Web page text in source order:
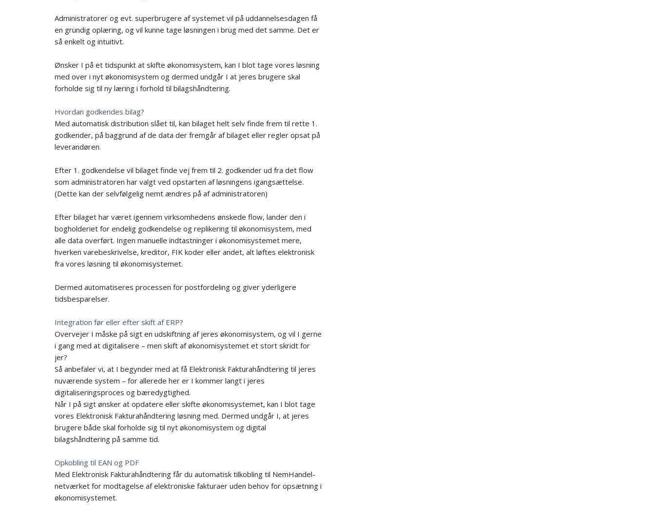
Administratorer og evt. superbrugere af systemet vil på uddannelsesdagen få
en grundig oplæring, og vil kunne tage løsningen i brug med det samme. Det er
så enkelt og intuitivt.
Ønsker I på et tidspunkt at skifte økonomisystem, kan I blot tage vores løsning
med over i nyt økonomisystem og dermed undgår I at jeres brugere skal
forholde sig til ny læring i forhold til bilagshåndtering.
Hvordan godkendes bilag?
Med automatisk distribution slået til, kan bilaget helt selv finde frem til rette 1.
godkender, på baggrund af de data der fremgår af bilaget eller regler opsat på
leverandøren.
Efter 1. godkendelse vil bilaget finde vej frem til 2. godkender ud fra det flow
som administratoren har valgt ved opstarten af løsningens igangsættelse.
(Dette kan der selvfølgelig nemt ændres på af administratoren)
Efter bilaget har været igennem virksomhedens ønskede flow, lander den i
bogholderiet for endelig godkendelse og replikering til økonomisystem, med
alle data overført. Ingen manuelle indtastninger i økonomisystemet mere,
hverken varebeskrivelse, kreditor, FIK koder eller andet, alt løftes elektronisk
fra vores løsning til økonomisystemet.
Dermed automatiseres processen for postfordeling og giver yderligere
tidsbesparelser.
Integration før eller efter skift af ERP?
Overvejer I måske på sigt en udskiftning af jeres økonomisystem, og vil I gerne
i gang med at digitalisere – men skift af økonomisystemet et stort skridt for
jer?
Så anbefaler vi, at I begynder med at få Elektronisk Fakturahåndtering til jeres
nuværende system – for allerede her er I kommer langt i jeres
digitaliseringsproces og bæredygtighed.
Når I på sigt ønsker at opdatere eller skifte økonomisystemet, kan I blot tage
vores Elektronisk Fakturahåndtering løsning med. Dermed undgår I, at jeres
brugere både skal forholde sig til nyt økonomisystem og digital
bilagshåndtering på samme tid.
Opkobling til EAN og PDF
Med Elektronisk Fakturahåndtering får du automatisk tilkobling til NemHandel-
netværket for modtagelse af elektroniske fakturaer uden behov for opsætning i
økonomisystemet.